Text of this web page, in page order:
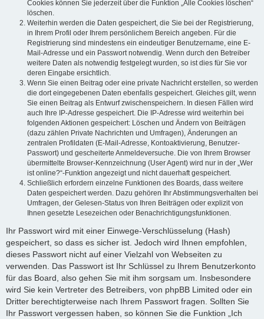
Cookies können Sie jederzeit über die Funktion „Alle Cookies löschen“
löschen.
Weiterhin werden die Daten gespeichert, die Sie bei der Registrierung,
in Ihrem Profil oder Ihrem persönlichem Bereich angeben. Für die
Registrierung sind mindestens ein eindeutiger Benutzername, eine E-
Mail-Adresse und ein Passwort notwendig. Wenn durch den Betreiber
weitere Daten als notwendig festgelegt wurden, so ist dies für Sie vor
deren Eingabe ersichtlich.
Wenn Sie einen Beitrag oder eine private Nachricht erstellen, so werden
die dort eingegebenen Daten ebenfalls gespeichert. Gleiches gilt, wenn
Sie einen Beitrag als Entwurf zwischenspeichern. In diesen Fällen wird
auch Ihre IP-Adresse gespeichert. Die IP-Adresse wird weiterhin bei
folgenden Aktionen gespeichert: Löschen und Ändern von Beiträgen
(dazu zählen Private Nachrichten und Umfragen), Änderungen an
zentralen Profildaten (E-Mail-Adresse, Kontoaktivierung, Benutzer-
Passwort) und gescheiterte Anmeldeversuche. Die von Ihrem Browser
übermittelte Browser-Kennzeichnung (User Agent) wird nur in der „Wer
ist online?“-Funktion angezeigt und nicht dauerhaft gespeichert.
Schließlich erfordern einzelne Funktionen des Boards, dass weitere
Daten gespeichert werden. Dazu gehören Ihr Abstimmungsverhalten bei
Umfragen, der Gelesen-Status von Ihren Beiträgen oder explizit von
Ihnen gesetzte Lesezeichen oder Benachrichtigungsfunktionen.
Ihr Passwort wird mit einer Einwege-Verschlüsselung (Hash)
gespeichert, so dass es sicher ist. Jedoch wird Ihnen empfohlen,
dieses Passwort nicht auf einer Vielzahl von Webseiten zu
verwenden. Das Passwort ist Ihr Schlüssel zu Ihrem Benutzerkonto
für das Board, also gehen Sie mit ihm sorgsam um. Insbesondere
wird Sie kein Vertreter des Betreibers, von phpBB Limited oder ein
Dritter berechtigterweise nach Ihrem Passwort fragen. Sollten Sie
Ihr Passwort vergessen haben, so können Sie die Funktion „Ich